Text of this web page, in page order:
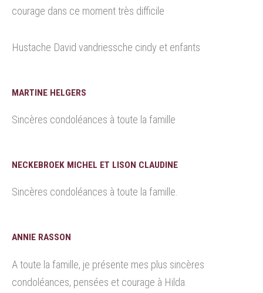
courage dans ce moment très difficile
Hustache David vandriessche cindy et enfants
MARTINE HELGERS
Sincères condoléances à toute la famille
NECKEBROEK MICHEL ET LISON CLAUDINE
Sincères condoléances à toute la famille.
ANNIE RASSON
A toute la famille, je présente mes plus sincères
condoléances, pensées et courage à Hilda.